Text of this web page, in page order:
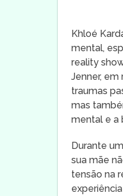
Khloé
mental,
reality
Jenner,
traumas
mas
mental e a
Durante
sua mãe
tensão na